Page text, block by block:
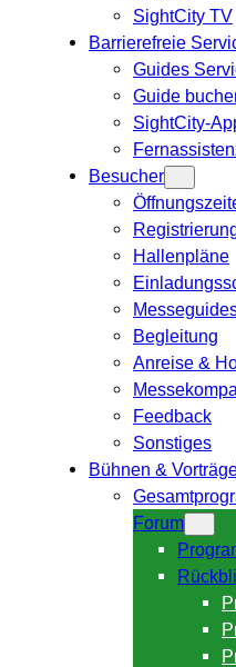
SightCity TV
Barrierefreie
Guides
Guide
SightCity-
Besucher
Hallenpläne
Begleitung
Anreise &
Feedback
Sonstiges
Bühnen &
Forum